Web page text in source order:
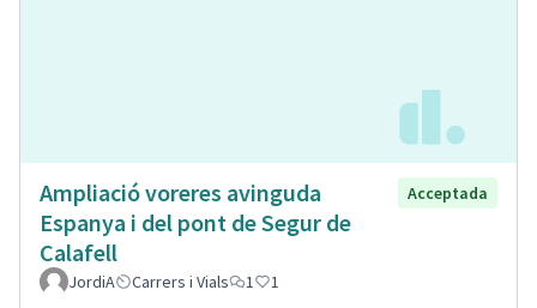
Ampliació voreres avinguda
Espanya i del pont de Segur de
Calafell
Acceptada
JordiA Carrers i Vials 1 1